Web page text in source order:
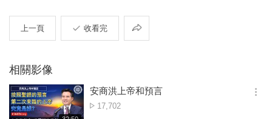
上一頁 收看完
共
享
相關影像
安商洪上帝和預言
點
17,702
옵